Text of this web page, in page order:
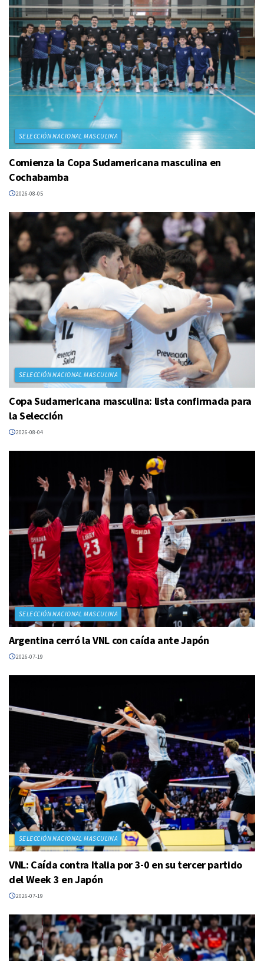
SELECCIÓN NACIONAL MASCULINA
Comienza la Copa Sudamericana masculina en
Cochabamba
2026-08-05
SELECCIÓN NACIONAL MASCULINA
Copa Sudamericana masculina: lista confirmada para
la Selección
2026-08-04
SELECCIÓN NACIONAL MASCULINA
Argentina cerró la VNL con caída ante Japón
2026-07-19
SELECCIÓN NACIONAL MASCULINA
VNL: Caída contra Italia por 3-0 en su tercer partido
del Week 3 en Japón
2026-07-19